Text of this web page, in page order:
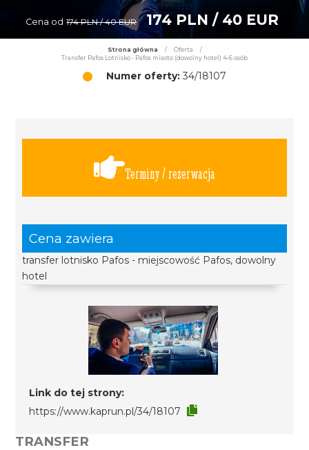
Cena od 174 PLN / 40 EUR 174 PLN / 40 EUR
Strona główna / Oferta
/
Transfer Pafos Lotnisko - Pafos miasto (dowolny hotel) 4-6 osób
Numer oferty: 34/18107
Terminy / rezerwacja
Cena zawiera
transfer lotnisko Pafos - miejscowość Pafos, dowolny
hotel
Link do tej strony:
https://www.kaprun.pl/34/18107
TRANSFER